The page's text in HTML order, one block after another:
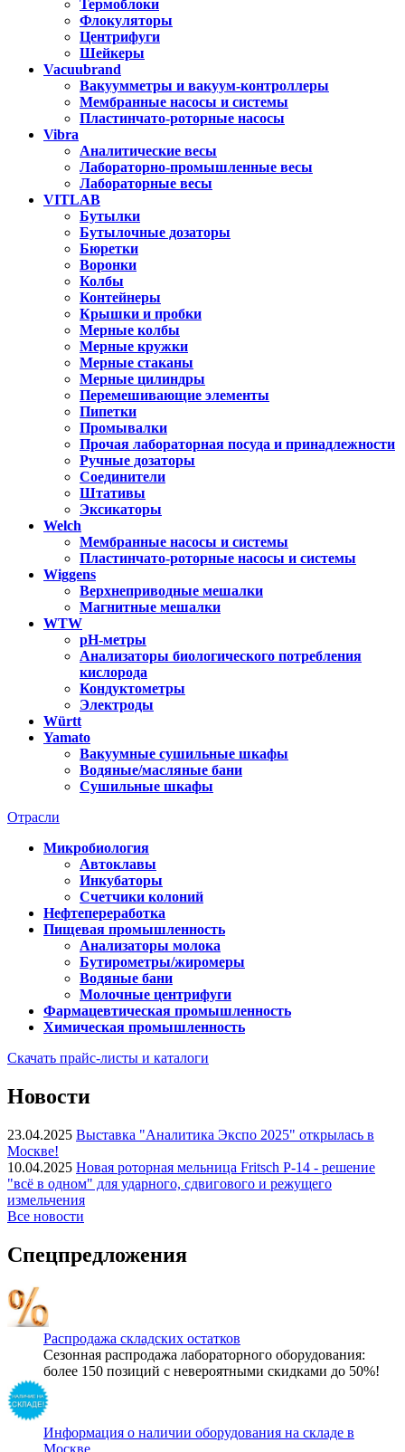
Термоблоки
Флокуляторы
Центрифуги
Шейкеры
Vacuubrand
Вакуумметры и вакуум-контроллеры
Мембранные насосы и системы
Пластинчато-роторные насосы
Vibra
Аналитические весы
Лабораторно-промышленные весы
Лабораторные весы
VITLAB
Бутылки
Бутылочные дозаторы
Бюретки
Воронки
Колбы
Контейнеры
Крышки и пробки
Мерные колбы
Мерные кружки
Мерные стаканы
Мерные цилиндры
Перемешивающие элементы
Пипетки
Промывалки
Прочая лабораторная посуда и принадлежности
Ручные дозаторы
Соединители
Штативы
Эксикаторы
Welch
Мембранные насосы и системы
Пластинчато-роторные насосы и системы
Wiggens
Верхнеприводные мешалки
Магнитные мешалки
WTW
pH-метры
Анализаторы биологического потребления
кислорода
Кондуктометры
Электроды
Württ
Yamato
Вакуумные сушильные шкафы
Водяные/масляные бани
Сушильные шкафы
Отрасли
Микробиология
Автоклавы
Инкубаторы
Счетчики колоний
Нефтепереработка
Пищевая промышленность
Анализаторы молока
Бутирометры/жиромеры
Водяные бани
Молочные центрифуги
Фармацевтическая промышленность
Химическая промышленность
Скачать прайс-листы и каталоги
Новости
23.04.2025 Выставка "Аналитика Экспо 2025" открылась в
Москве!
10.04.2025 Новая роторная мельница Fritsch P-14 - решение
"всё в одном" для ударного, сдвигового и режущего
измельчения
Все новости
Спецпредложения
Распродажа складских остатков
Сезонная распродажа лабораторного оборудования:
более 150 позиций с невероятными скидками до 50%!
Информация о наличии оборудования на складе в
Москве